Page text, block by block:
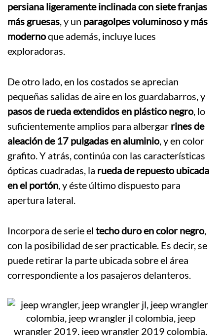
persiana ligeramente inclinada con siete franjas
más gruesas, y un paragolpes voluminoso y más
modernoque además, incluye luces
exploradoras.
De otro lado, en los costados se aprecian
pequeñas salidas de aire en los guardabarros, y
pasos de rueda extendidos en plástico negro, lo
suficientemente amplios para albergar rines de
aleación de 17 pulgadas en aluminio, y en color
grafito. Y atrás, continúa con las características
ópticas cuadradas, la rueda de repuesto ubicada
en el portón, y éste último dispuesto para
apertura lateral.
Incorpora de serie el techo duro en color negro,
con la posibilidad de ser practicable. Es decir, se
puede retirar la parte ubicada sobre el área
correspondiente a los pasajeros delanteros.